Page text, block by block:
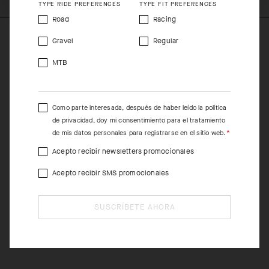
TYPE RIDE PREFERENCES
Road
Gravel
MTB
TYPE FIT PREFERENCES
Racing
Regular
Como parte interesada, después de haber leído la política
de privacidad, doy mi consentimiento para el tratamiento
de mis datos personales para registrarse en el sitio web.
Acepto recibir newsletters promocionales
Acepto recibir SMS promocionales
SUSCRÍBETE AHORA